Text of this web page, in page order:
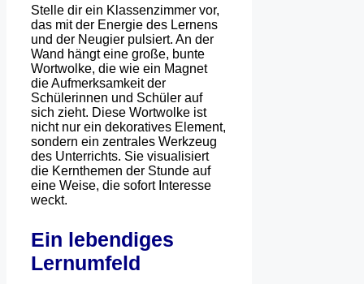
Stelle dir ein Klassenzimmer vor,
das mit der Energie des Lernens
und der Neugier pulsiert. An der
Wand hängt eine große, bunte
Wortwolke, die wie ein Magnet
die Aufmerksamkeit der
Schülerinnen und Schüler auf
sich zieht. Diese Wortwolke ist
nicht nur ein dekoratives Element,
sondern ein zentrales Werkzeug
des Unterrichts. Sie visualisiert
die Kernthemen der Stunde auf
eine Weise, die sofort Interesse
weckt.
Ein lebendiges
Lernumfeld